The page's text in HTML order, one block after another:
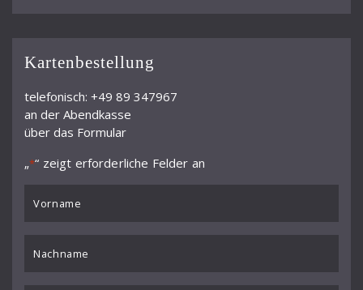
Bour Ernest
Büchner Georg
Burkhard Willy
Busch Adolf
Buß
Chartier
Kartenbestellung
telefonisch: +49 89 347967
an der Abendkasse
über das Formular
„*“ zeigt erforderliche Felder an